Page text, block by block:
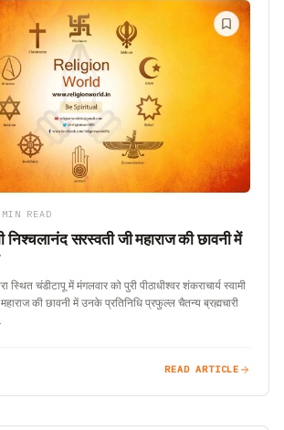
READ
निश्चलानंद सरस्वती जी महाराज की छावनी में
स्थित चंडीटापू में मंगलवार को पुरी पीठाधीश्वर शंकराचार्य स्वामी
की छावनी में उनके प्रतिनिधि प्रफुल्ल चैतन्य ब्रह्मचारी
READ ARTICLE